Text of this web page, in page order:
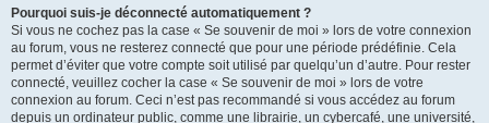
Pourquoi suis-je déconnecté automatiquement ?
Si vous ne cochez pas la case « Se souvenir de moi » lors de votre connexion
au forum, vous ne resterez connecté que pour une période prédéfinie. Cela
permet d’éviter que votre compte soit utilisé par quelqu’un d’autre. Pour rester
connecté, veuillez cocher la case « Se souvenir de moi » lors de votre
connexion au forum. Ceci n’est pas recommandé si vous accédez au forum
depuis un ordinateur public, comme une librairie, un cybercafé, une université,